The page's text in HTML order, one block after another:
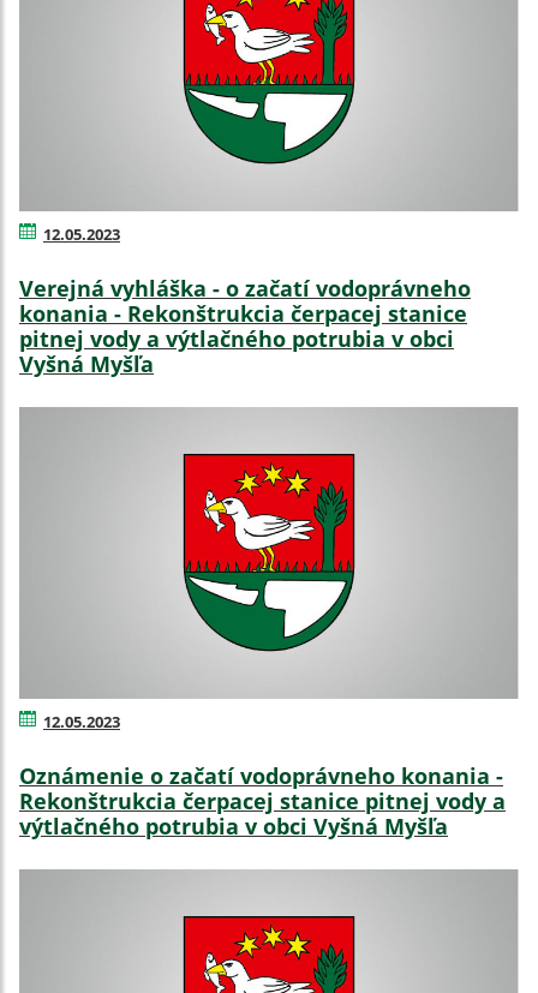
12.05.2023
Verejná vyhláška - o začatí vodoprávneho
konania - Rekonštrukcia čerpacej stanice
pitnej vody a výtlačného potrubia v obci
Vyšná Myšľa
12.05.2023
Oznámenie o začatí vodoprávneho konania -
Rekonštrukcia čerpacej stanice pitnej vody a
výtlačného potrubia v obci Vyšná Myšľa